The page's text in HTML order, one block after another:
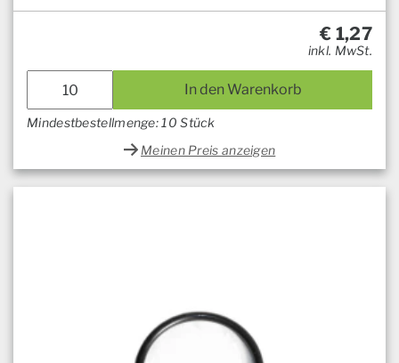
€ 1,27
inkl. MwSt.
In den Warenkorb
Mindestbestellmenge: 10 Stück
Meinen Preis anzeigen